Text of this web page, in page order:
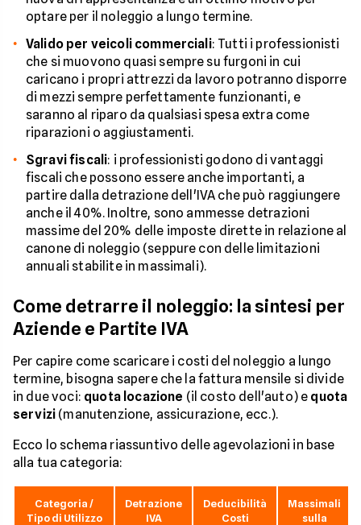
optare per il noleggio a lungo termine.
Valido per veicoli commerciali: Tutti i professionisti
che si muovono quasi sempre su furgoni in cui
caricano i propri attrezzi da lavoro potranno disporre
di mezzi sempre perfettamente funzionanti, e
saranno al riparo da qualsiasi spesa extra come
riparazioni o aggiustamenti.
Sgravi fiscali: i professionisti godono di vantaggi
fiscali che possono essere anche importanti, a
partire dalla detrazione dell'IVA che può raggiungere
anche il 40%. Inoltre, sono ammesse detrazioni
massime del 20% delle imposte dirette in relazione al
canone di noleggio (seppure con delle limitazioni
annuali stabilite in massimali).
Come detrarre il noleggio: la sintesi per
Aziende e Partite IVA
Per capire come scaricare i costi del noleggio a lungo
termine, bisogna sapere che la fattura mensile si divide
in due voci: quota locazione (il costo dell'auto) e quota
servizi (manutenzione, assicurazione, ecc.).
Ecco lo schema riassuntivo delle agevolazioni in base
alla tua categoria:
Categoria /
Tipo di Utilizzo
Detrazione
IVA
Deducibilità
Costi
Massimali
sulla